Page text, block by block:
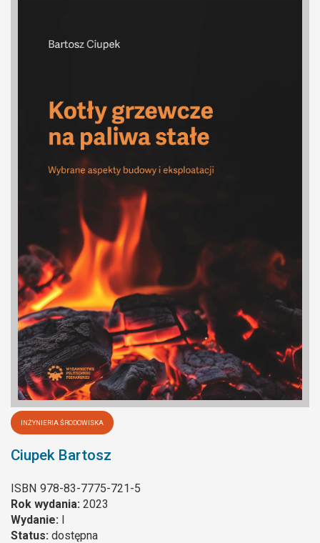
INŻYNIERIA ŚRODOWISKA
Ciupek Bartosz
ISBN 978-83-7775-721-5
Rok wydania: 2023
Wydanie: I
Status: dostępna